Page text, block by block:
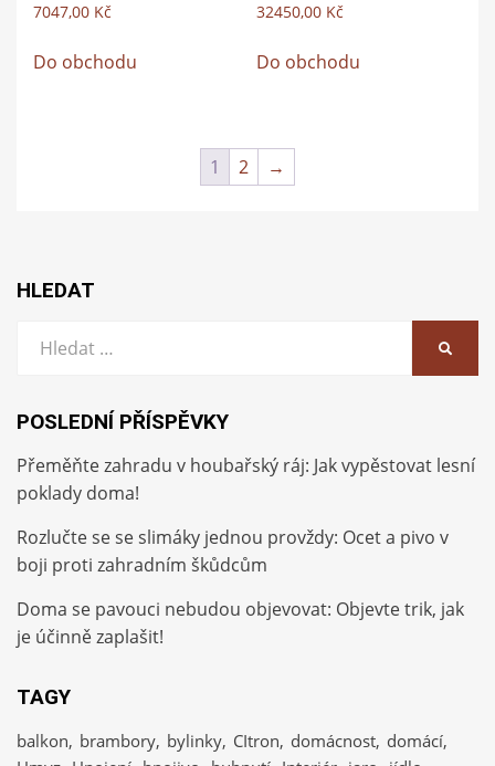
7047,00 Kč
Do obchodu
32450,00 Kč
Do obchodu
1 2 →
HLEDAT
POSLEDNÍ PŘÍSPĚVKY
Přeměňte zahradu v houbařský ráj: Jak vypěstovat lesní
poklady doma!
Rozlučte se se slimáky jednou provždy: Ocet a pivo v
boji proti zahradním škůdcům
Doma se pavouci nebudou objevovat: Objevte trik, jak
je účinně zaplašit!
TAGY
balkon brambory bylinky CItron domácnost domácí